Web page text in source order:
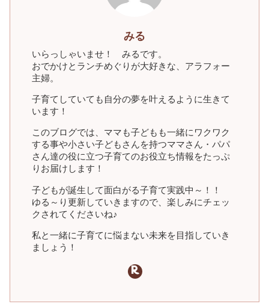
みる
いらっしゃいませ！ みるです。
おでかけとランチめぐりが大好きな、アラフォー
主婦。
子育てしていても自分の夢を叶えるように生きて
います！
このブログでは、ママも子どもも一緒にワクワク
する事や小さい子どもさんを持つママさん・パパ
さん達の役に立つ子育てのお役立ち情報をたっぷ
りお届けします！
子どもが誕生して面白がる子育て実践中～！！
ゆる～り更新していきますので、楽しみにチェッ
クされてくださいね♪
私と一緒に子育てに悩まない未来を目指していき
ましょう！